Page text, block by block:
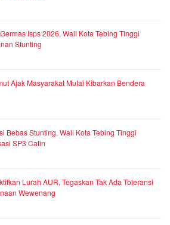
Isps 2026, Wali Kota Tebing Tinggi
Stunting
Ajak Masyarakat Mulai Kibarkan Bendera
Bebas Stunting, Wali Kota Tebing Tinggi
SP3 Catin
Lurah AUR, Tegaskan Tak Ada Toleransi
Wewenang